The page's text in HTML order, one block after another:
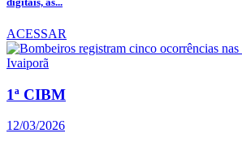
ACESSAR
1ª CIBM
12/03/2026